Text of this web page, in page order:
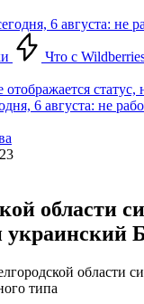
6 августа: не
Что с
отображается статус,
6 августа: не
области
украинский
области
типа